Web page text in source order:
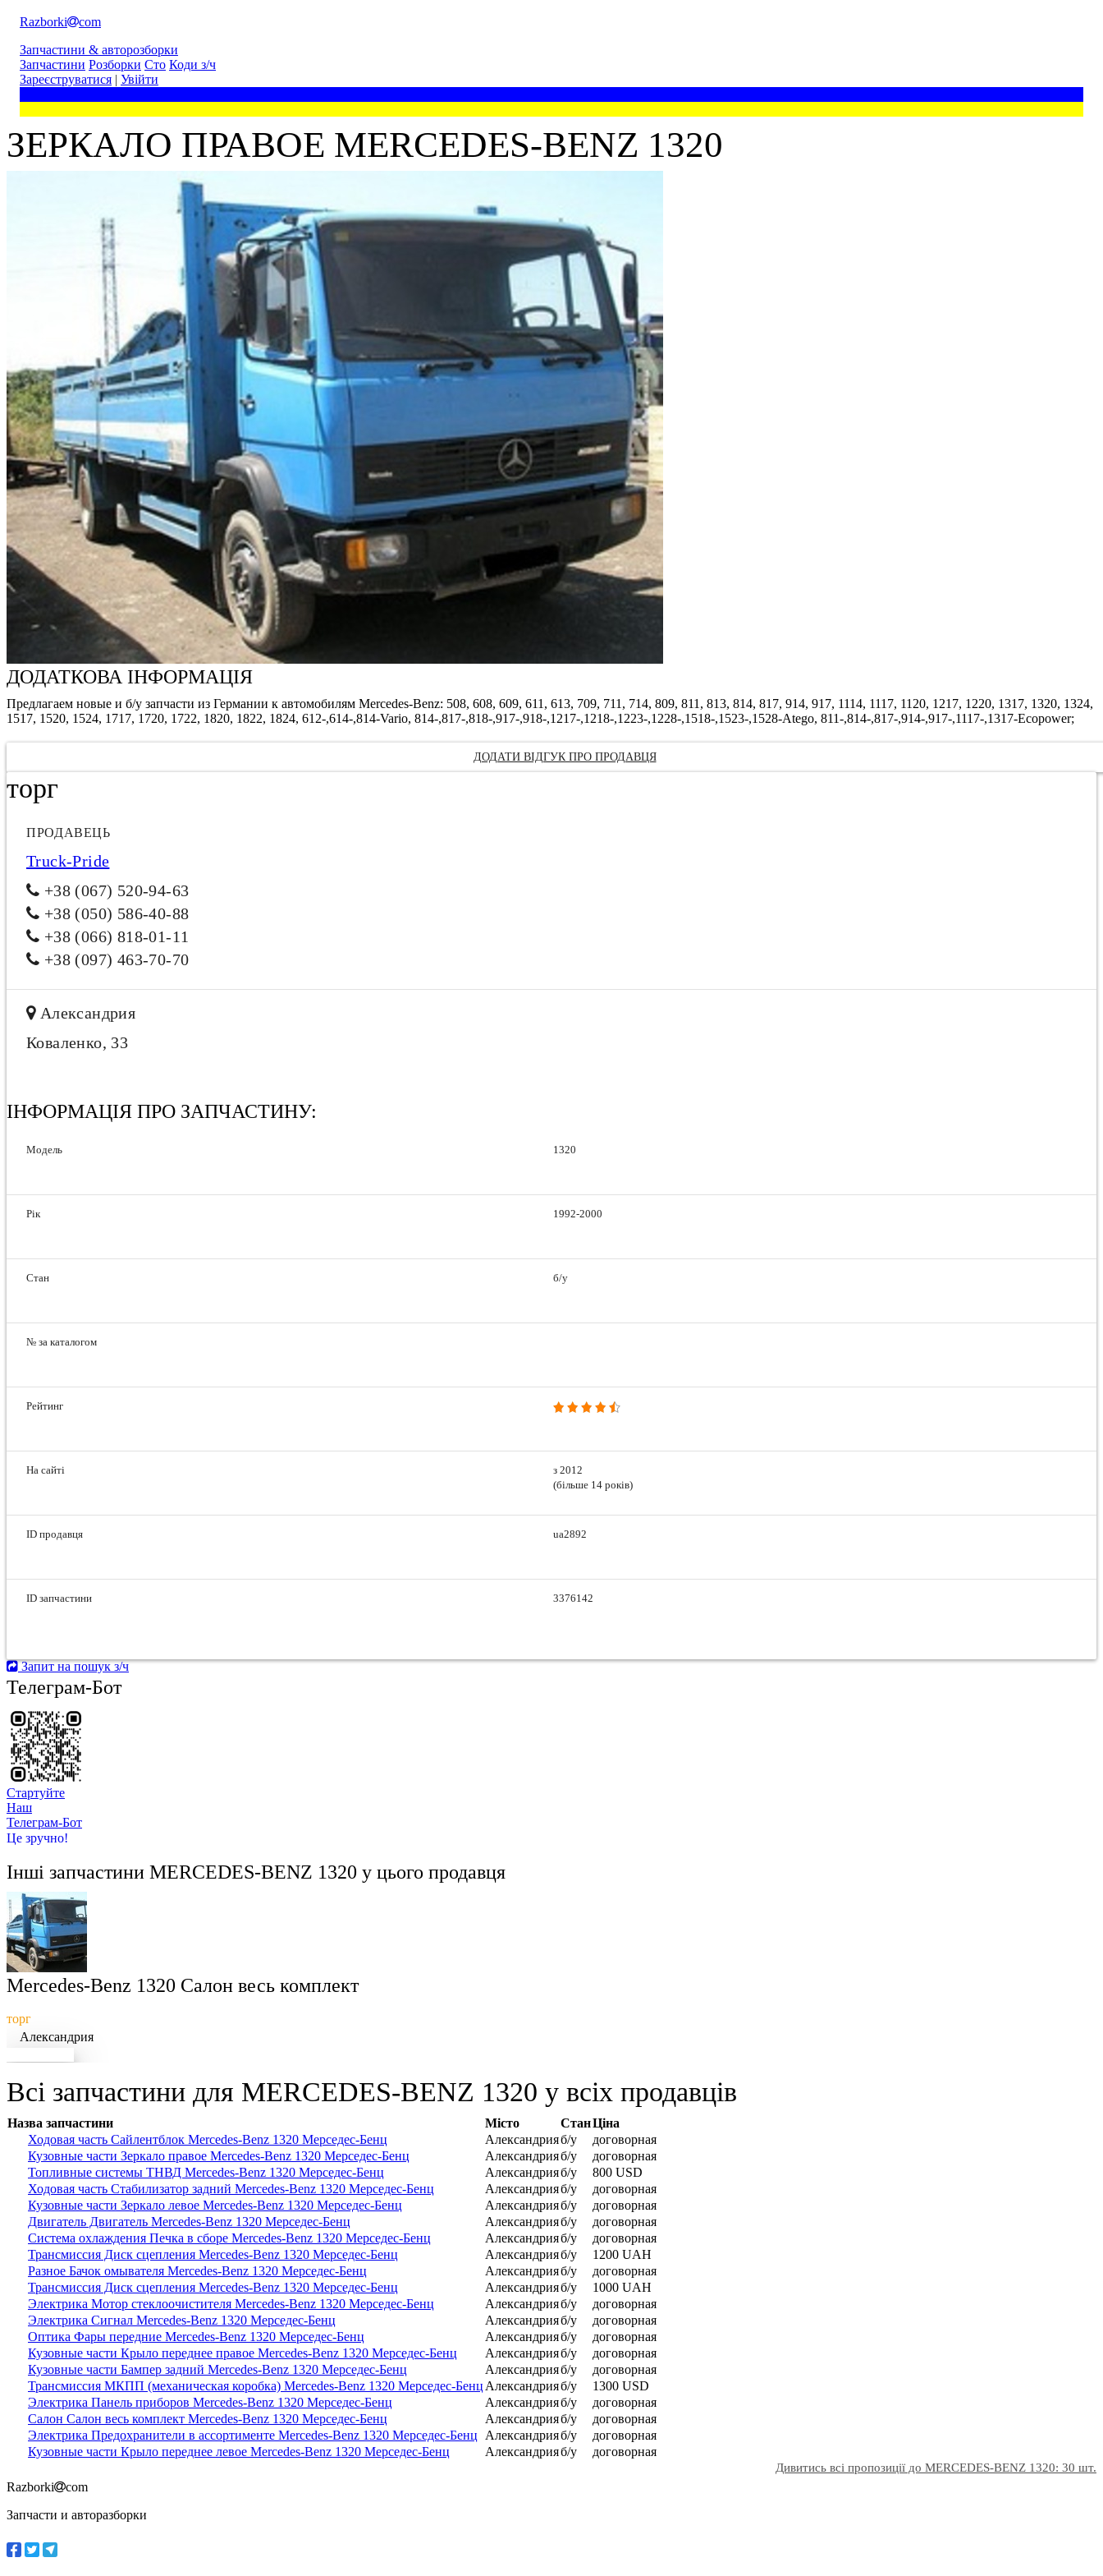
Razborki
com
Запчастини & авторозборки
Запчастини Розборки Сто Коди з/ч
Зареєструватися | Увійти
ЗЕРКАЛО ПРАВОЕ MERCEDES-BENZ 1320
ДОДАТКОВА ІНФОРМАЦІЯ
Предлагаем новые и б/у запчасти из Германии к автомобилям Mercedes-Benz: 508, 608, 609, 611, 613, 709, 711, 714, 809, 811, 813, 814, 817, 914, 917, 1114, 1117, 1120, 1217, 1220, 1317, 1320, 1324,
1517, 1520, 1524, 1717, 1720, 1722, 1820, 1822, 1824, 612-,614-,814-Vario, 814-,817-,818-,917-,918-,1217-,1218-,1223-,1228-,1518-,1523-,1528-Atego, 811-,814-,817-,914-,917-,1117-,1317-Ecopower;
ДОДАТИ ВІДГУК ПРО ПРОДАВЦЯ
торг
ПРОДАВЕЦЬ
Truck-Pride
+38 (067) 520-94-63
+38 (050) 586-40-88
+38 (066) 818-01-11
+38 (097) 463-70-70
Александрия
Коваленко, 33
ІНФОРМАЦІЯ ПРО ЗАПЧАСТИНУ:
Модель 1320
Рік 1992-2000
Стан б/у
№ за каталогом
Рейтинг
На сайті
з 2012
(більше 14 років)
ID продавця ua2892
ID запчастини 3376142
Запит на пошук з/ч
Телеграм-Бот
Стартуйте
Hаш
Телеграм-Бот
Це зручно!
Інші запчастини MERCEDES-BENZ 1320 у цього продавця
Mercedes-Benz 1320 Салон весь комплект
торг
Александрия
Всі запчастини для MERCEDES-BENZ 1320 у всіх продавців
Назва запчастини Місто СтанЦіна
Ходовая часть Сайлентблок Mercedes-Benz 1320 Мерседес-Бенц
Александрияб/у
договорная
Кузовные части Зеркало правое Mercedes-Benz 1320 Мерседес-Бенц
Александрияб/у
договорная
Топливные системы ТНВД Mercedes-Benz 1320 Мерседес-Бенц
Александрияб/у
800 USD
Ходовая часть Стабилизатор задний Mercedes-Benz 1320 Мерседес-Бенц
Александрияб/у
договорная
Кузовные части Зеркало левое Mercedes-Benz 1320 Мерседес-Бенц
Александрияб/у
договорная
Двигатель Двигатель Mercedes-Benz 1320 Мерседес-Бенц
Александрияб/у
договорная
Система охлаждения Печка в сборе Mercedes-Benz 1320 Мерседес-Бенц
Александрияб/у
договорная
Трансмиссия Диск сцепления Mercedes-Benz 1320 Мерседес-Бенц
Александрияб/у
1200 UAH
Разное Бачок омывателя Mercedes-Benz 1320 Мерседес-Бенц
Александрияб/у
договорная
Трансмиссия Диск сцепления Mercedes-Benz 1320 Мерседес-Бенц
Александрияб/у
1000 UAH
Электрика Мотор стеклоочистителя Mercedes-Benz 1320 Мерседес-Бенц
Александрияб/у
договорная
Электрика Сигнал Mercedes-Benz 1320 Мерседес-Бенц
Александрияб/у
договорная
Оптика Фары передние Mercedes-Benz 1320 Мерседес-Бенц
Александрияб/у
договорная
Кузовные части Крыло переднее правое Mercedes-Benz 1320 Мерседес-Бенц
Александрияб/у
договорная
Кузовные части Бампер задний Mercedes-Benz 1320 Мерседес-Бенц
Александрияб/у
договорная
Трансмиссия МКПП (механическая коробка) Mercedes-Benz 1320 Мерседес-Бенц Александрияб/у
1300 USD
Электрика Панель приборов Mercedes-Benz 1320 Мерседес-Бенц
Александрияб/у
договорная
Салон Салон весь комплект Mercedes-Benz 1320 Мерседес-Бенц
Александрияб/у
договорная
Электрика Предохранители в ассортименте Mercedes-Benz 1320 Мерседес-Бенц
Александрияб/у
договорная
Кузовные части Крыло переднее левое Mercedes-Benz 1320 Мерседес-Бенц
Александрияб/у договорная
Дивитись всі пропозиції до MERCEDES-BENZ 1320: 30 шт.
Razborki
com
Запчасти и авторазборки